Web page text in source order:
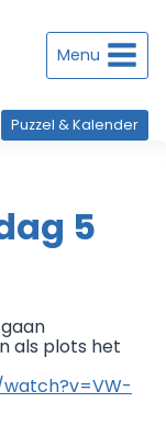
Menu
Puzzel & Kalender
5
als plots het